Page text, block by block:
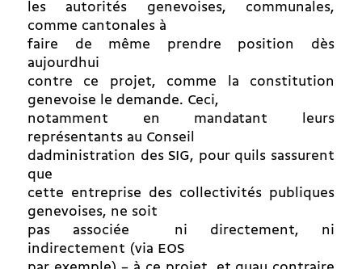
les autorités genevoises, communales,
comme cantonales à
faire de même prendre position dès
aujourdhui
contre ce projet, comme la constitution
genevoise le demande. Ceci,
notamment en mandatant leurs
représentants au Conseil
dadministration des SIG, pour quils sassurent
que
cette entreprise des collectivités publiques
genevoises, ne soit
pas associée  ni directement, ni
indirectement (via EOS